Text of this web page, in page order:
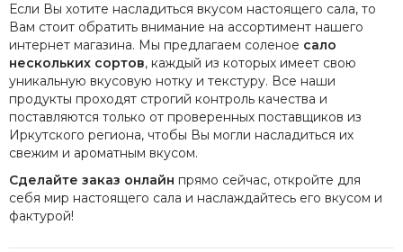
Если Вы хотите насладиться вкусом настоящего сала, то
Вам стоит обратить внимание на ассортимент нашего
интернет магазина. Мы предлагаем соленое сало
нескольких сортов, каждый из которых имеет свою
уникальную вкусовую нотку и текстуру. Все наши
продукты проходят строгий контроль качества и
поставляются только от проверенных поставщиков из
Иркутского региона, чтобы Вы могли насладиться их
свежим и ароматным вкусом.
Сделайте заказ онлайн прямо сейчас, откройте для
себя мир настоящего сала и наслаждайтесь его вкусом и
фактурой!